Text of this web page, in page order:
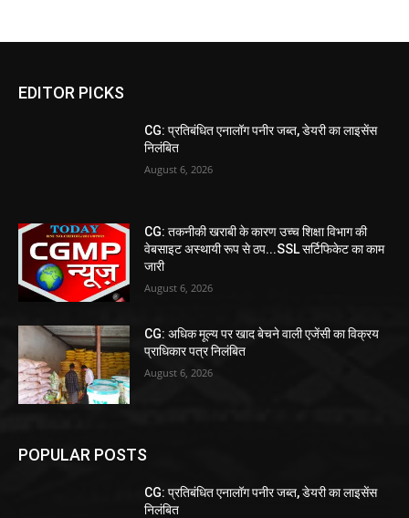
EDITOR PICKS
CG: प्रतिबंधित एनालॉग पनीर जब्त, डेयरी का लाइसेंस
निलंबित
August 6, 2026
CG: तकनीकी खराबी के कारण उच्च शिक्षा विभाग की
वेबसाइट अस्थायी रूप से ठप...SSL सर्टिफिकेट का काम
जारी
August 6, 2026
CG: अधिक मूल्य पर खाद बेचने वाली एजेंसी का विक्रय
प्राधिकार पत्र निलंबित
August 6, 2026
POPULAR POSTS
CG: प्रतिबंधित एनालॉग पनीर जब्त, डेयरी का लाइसेंस
निलंबित